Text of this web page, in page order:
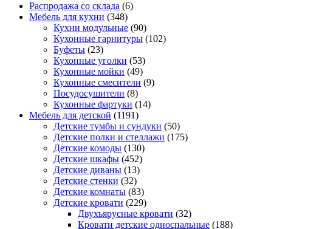
Распродажа со склада (6)
Мебель для кухни (348)
Кухни модульные (90)
Кухонные гарнитуры (102)
Буфеты (23)
Кухонные уголки (53)
Кухонные мойки (49)
Кухонные смесители (9)
Посудосушители (8)
Кухонные фартуки (14)
Мебель для детской (1191)
Детские тумбы и сундуки (50)
Детские полки и стеллажи (175)
Детские комоды (130)
Детские шкафы (452)
Детские диваны (13)
Детские стенки (32)
Детские комнаты (83)
Детские кровати (229)
Двухъярусные кровати (32)
Кровати детские односпальные (188)